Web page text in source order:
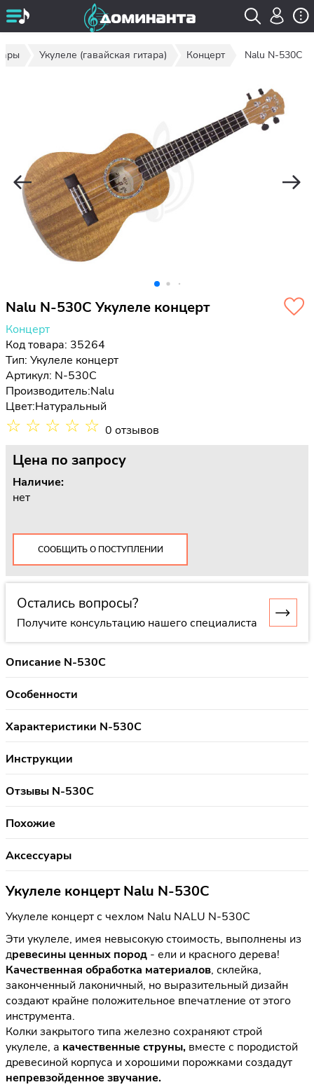
Укулеле (гавайская гитара) Концерт Nalu N-530C
Nalu N-530C Укулеле концерт
Концерт
Код товара: 35264
Тип: Укулеле концерт
Артикул: N-530C
Производитель:Nalu
Цвет:Натуральный
☆ ☆ ☆ ☆ ☆ 0 отзывов
Цена по запросу
Наличие:
нет
СООБЩИТЬ О ПОСТУПЛЕНИИ
Остались вопросы?
Получите консультацию нашего специалиста
Описание N-530C
Особенности
Характеристики N-530C
Инструкции
Отзывы N-530C
Похожие
Аксессуары
Укулеле концерт Nalu N-530C
Укулеле концерт с чехлом Nalu NALU N-530C
Эти укулеле, имея невысокую стоимость, выполнены из
древесины ценных пород - ели и красного дерева!
Качественная обработка материалов, склейка,
законченный лаконичный, но выразительный дизайн
создают крайне положительное впечатление от этого
инструмента.
Колки закрытого типа железно сохраняют строй
укулеле, а качественные струны, вместе с породистой
древесиной корпуса и хорошими порожками создадут
непревзойденное звучание.